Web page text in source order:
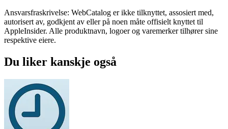
Ansvarsfraskrivelse: WebCatalog er ikke tilknyttet, assosiert med,
autorisert av, godkjent av eller på noen måte offisielt knyttet til
AppleInsider. Alle produktnavn, logoer og varemerker tilhører sine
respektive eiere.
Du liker kanskje også